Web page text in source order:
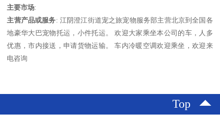
主要市场:
主营产品或服务: 江阴澄江街道宠之旅宠物服务部主营北京到全国各
地豪华大巴宠物托运，小件托运。 欢迎大家乘坐本公司的车，人多
优惠，市内接送，申请货物运输。 车内冷暖空调欢迎乘坐，欢迎来
电咨询
Top